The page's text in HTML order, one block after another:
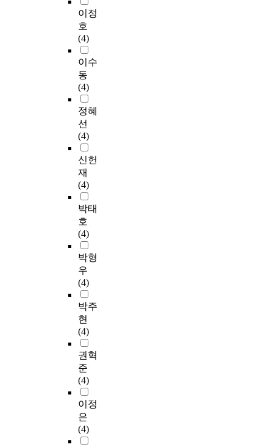
이정
호
(4)
이수
동
(4)
정혜
선
(4)
신헌
재
(4)
박태
호
(4)
박형
우
(4)
박주
현
(4)
권혁
준
(4)
이정
은
(4)